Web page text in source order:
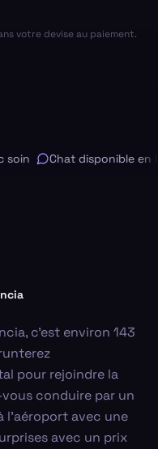
votre devise au paiement.
Chat disponible en
c'est environ 143
pour rejoindre la
conduire par un
l'aéroport avec une
avec un prix